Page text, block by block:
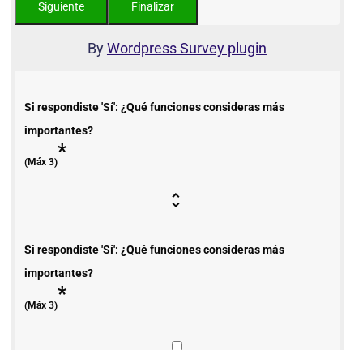
ByWordpress Survey plugin
Si respondiste 'Sí': ¿Qué funciones consideras más
importantes?
(Máx 3)*
Si respondiste 'Sí': ¿Qué funciones consideras más
importantes?
(Máx 3)*